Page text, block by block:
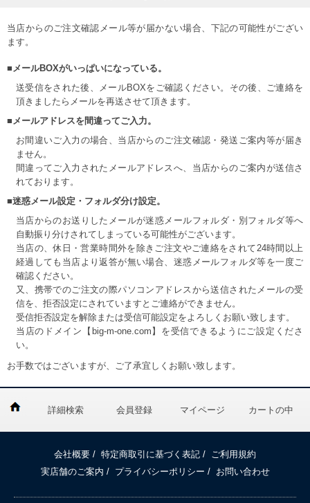
当店からのご注文確認メール等が届かない場合、下記の可能性がござい
ます。
■メールBOXがいっぱいになっている。
送受信をされた後、メールBOXをご確認ください。その後、ご連絡を
頂きましたらメールを再送させて頂きます。
■メールアドレスを間違ってご入力。
お間違いご入力の場合、当店からのご注文確認・発送ご案内等が届き
ません。
間違ってご入力されたメールアドレスへ、当店からのご案内が送信さ
れております。
■迷惑メール設定・フォルダ分け設定。
当店からのお送りしたメールが迷惑メールフォルダ・別フォルダ等へ
自動振り分けされてしまっている可能性がございます。
当店の、休日・営業時間外を除きご注文やご連絡をされて24時間以上
経過しても当店より返答が無い場合、迷惑メールフォルダ等を一度ご
確認ください。
又、携帯でのご注文の際パソコンアドレスから送信されたメールの受
信を、拒否設定にされていますとご連絡ができません。
受信拒否設定を解除または受信可能設定をよろしくお願い致します。
当店のドメイン【big-m-one.com】を受信できるようにご設定くださ
い。
お手数ではございますが、ご了承宜しくお願い致します。
詳細検索 会員登録 マイページ カートの中
会社概要 / 特定商取引に基づく表記 /
ご利用規約
実店舗のご案内 / プライバシーポリシー / お問い合わせ